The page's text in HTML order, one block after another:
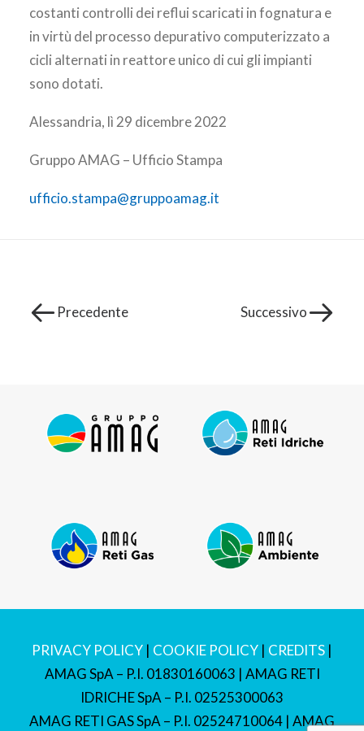
costanti controlli dei reflui scaricati in fognatura e
in virtù del processo depurativo computerizzato a
cicli alternati in reattore unico di cui gli impianti
sono dotati.
Alessandria, lì 29 dicembre 2022
Gruppo AMAG – Ufficio Stampa
ufficio.stampa@gruppoamag.it
Precedente Successivo
PRIVACY POLICY | COOKIE POLICY | CREDITS |
AMAG SpA – P.I. 01830160063 | AMAG RETI
IDRICHE SpA – P.I. 02525300063
AMAG RETI GAS SpA – P.I. 02524710064 | AMAG